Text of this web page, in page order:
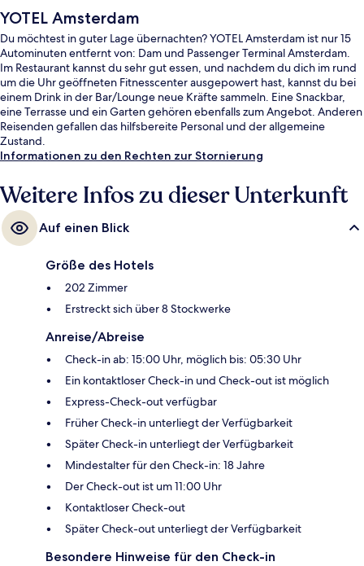
YOTEL Amsterdam
Du möchtest in guter Lage übernachten? YOTEL Amsterdam ist nur 15
Autominuten entfernt von: Dam und Passenger Terminal Amsterdam.
Im Restaurant kannst du sehr gut essen, und nachdem du dich im rund
um die Uhr geöffneten Fitnesscenter ausgepowert hast, kannst du bei
einem Drink in der Bar/Lounge neue Kräfte sammeln. Eine Snackbar,
eine Terrasse und ein Garten gehören ebenfalls zum Angebot. Anderen
Reisenden gefallen das hilfsbereite Personal und der allgemeine
Zustand.
Informationen zu den Rechten zur Stornierung
Weitere Infos zu dieser Unterkunft
Auf einen Blick
Größe des Hotels
202 Zimmer
Erstreckt sich über 8 Stockwerke
Anreise/Abreise
Check-in ab: 15:00 Uhr, möglich bis: 05:30 Uhr
Ein kontaktloser Check-in und Check-out ist möglich
Express-Check-out verfügbar
Früher Check-in unterliegt der Verfügbarkeit
Später Check-in unterliegt der Verfügbarkeit
Mindestalter für den Check-in: 18 Jahre
Der Check-out ist um 11:00 Uhr
Kontaktloser Check-out
Später Check-out unterliegt der Verfügbarkeit
Besondere Hinweise für den Check-in